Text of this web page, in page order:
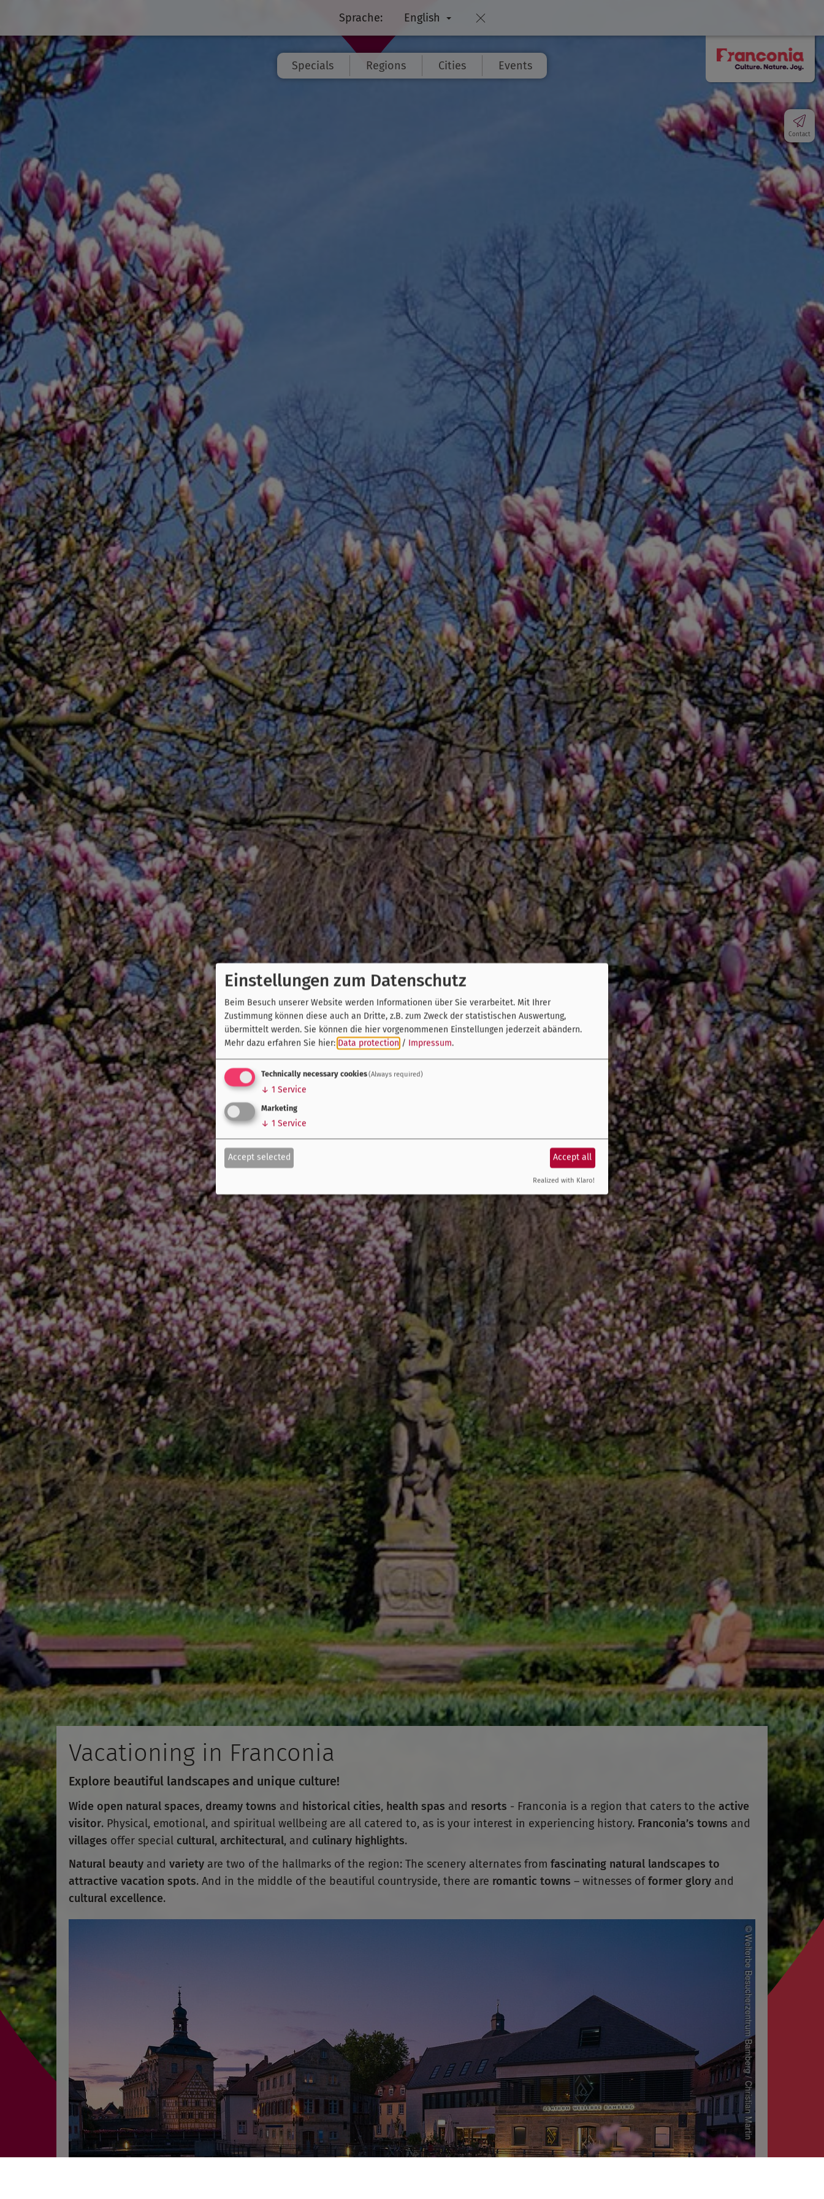
Sprache: English
Specials Regions Cities Events
Contact
Vacationing in Franconia
Explore beautiful landscapes and unique culture!
Wide open natural spaces, dreamy towns and historical cities, health spas and resorts - Franconia is a region that caters to the active
visitor. Physical, emotional, and spiritual wellbeing are all catered to, as is your interest in experiencing history. Franconia’s towns and
villages offer special cultural, architectural, and culinary highlights.
Natural beauty and variety are two of the hallmarks of the region: The scenery alternates from fascinating natural landscapes to
attractive vacation spots. And in the middle of the beautiful countryside, there are romantic towns – witnesses offormer glory and
cultural excellence.
Einstellungen zum Datenschutz
Beim Besuch unserer Website werden Informationen über Sie verarbeitet. Mit Ihrer
Zustimmung können diese auch an Dritte, z.B. zum Zweck der statistischen Auswertung,
übermittelt werden. Sie können die hier vorgenommenen Einstellungen jederzeit abändern.
Mehr dazu erfahren Sie hier: Data protection / Impressum.
Technically necessary cookies(Always required)
↓ 1 Service
Marketing
↓ 1 Service
Accept selected Accept all
Realized with Klaro!